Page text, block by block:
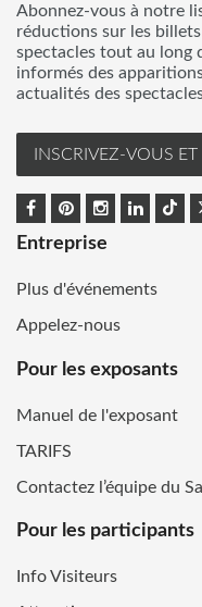
Abonnez-vous à notre
réductions sur les
spectacles tout au long
informés des
actualités des
INSCRIVEZ-VOUS
Entreprise
Plus d'événements
Appelez-nous
Pour les exposants
Manuel de l'exposant
TARIFS
Contactez l’équipe du
Pour les participants
Info Visiteurs